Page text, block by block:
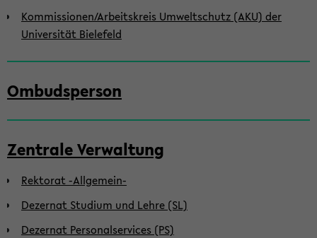
Kommissionen/Arbeitskreis Umweltschutz (AKU) der
Universität Bielefeld
Ombudsperson
Zentrale Verwaltung
Rektorat -Allgemein-
Dezernat Studium und Lehre (SL)
Dezernat Personalservices (PS)